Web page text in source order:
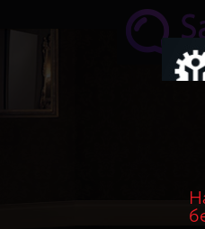
Перейти к основному содержанию